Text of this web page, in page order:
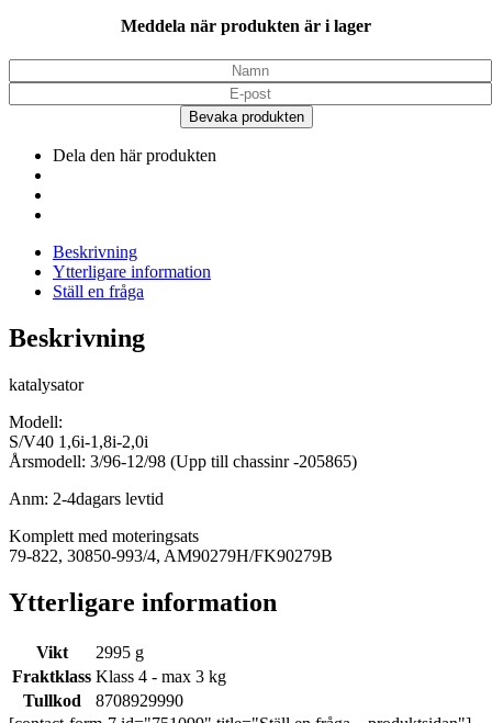
Meddela när produkten är i lager
Bevaka produkten
Dela den här produkten
Beskrivning
Ytterligare information
Ställ en fråga
Beskrivning
katalysator
Modell:
S/V40 1,6i-1,8i-2,0i
Årsmodell: 3/96-12/98 (Upp till chassinr -205865)
Anm: 2-4dagars levtid
Komplett med moteringsats
79-822, 30850-993/4, AM90279H/FK90279B
Ytterligare information
Vikt
2995 g
Fraktklass Klass 4 - max 3 kg
Tullkod
8708929990